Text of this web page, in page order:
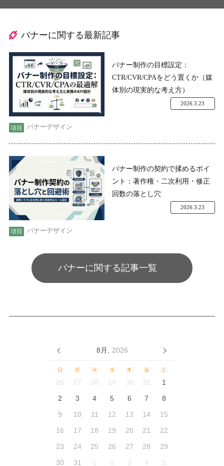
バナーに関する最新記事
バナー制作の目標設定：
CTR/CVR/CPAをどう置くか（媒
体別の現実的な考え方）
バナーデザイン
2026.3.23
バナー制作の契約で揉めるポイ
ント：著作権・二次利用・修正
回数の落とし穴
バナーデザイン
2026.3.23
バナーに関する記事一覧
8月, 2026
日 月 火 水 木 金 土
26 27 28 29 30 31
1
2
3 4 5 6 7
8
9
10 11 12 13 14
15
16
17 18 19 20 21
22
23
24 25 26 27 28
29
30
31 1 2 3 4 5